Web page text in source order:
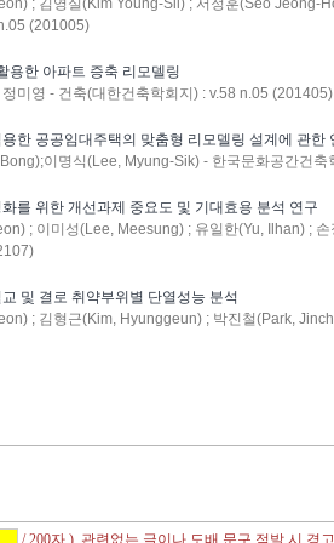
; 김영실(Kim Young-Sil) ; 서정훈(Seo Jeong-
(201005)
용한 아파트 증축 리모델링
정미영 - 건축(대한건축학회지) : v.58 n.05 (201405)
한 공공임대주택의 맞춤형 리모델링 설계에 관한
이명식(Lee, Myung-Sik) - 한국문화공간건
를 위한 개선과제 중요도 및 기대효용 분석 연구
; 이미성(Lee, Meesung) ; 유일한(Yu, Ilhan) ;
및 결로 취약부위별 단열성능 분석
; 김형근(Kim, Hyunggeun) ; 박진철(Park,